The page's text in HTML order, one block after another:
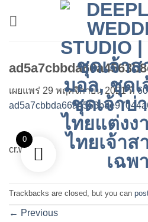
เผยแพร่ 29 พฤศจิกายน 2021ที่
cr.winnews
Trackbacks are closed, but you can
← Previous
0